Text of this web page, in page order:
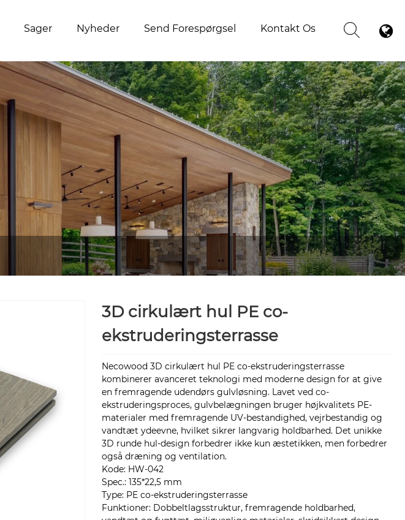
Sager Nyheder Send Forespørgsel Kontakt Os
3D cirkulært hul PE co-
ekstruderingsterrasse
Necowood 3D cirkulært hul PE co-ekstruderingsterrasse
kombinerer avanceret teknologi med moderne design for at give
en fremragende udendørs gulvløsning. Lavet ved co-
ekstruderingsproces, gulvbelægningen bruger højkvalitets PE-
materialer med fremragende UV-bestandighed, vejrbestandig og
vandtæt ydeevne, hvilket sikrer langvarig holdbarhed. Det unikke
3D runde hul-design forbedrer ikke kun æstetikken, men forbedrer
også dræning og ventilation.
Kode: HW-042
Spec.: 135*22,5 mm
Type: PE co-ekstruderingsterrasse
Funktioner: Dobbeltlagsstruktur, fremragende holdbarhed,